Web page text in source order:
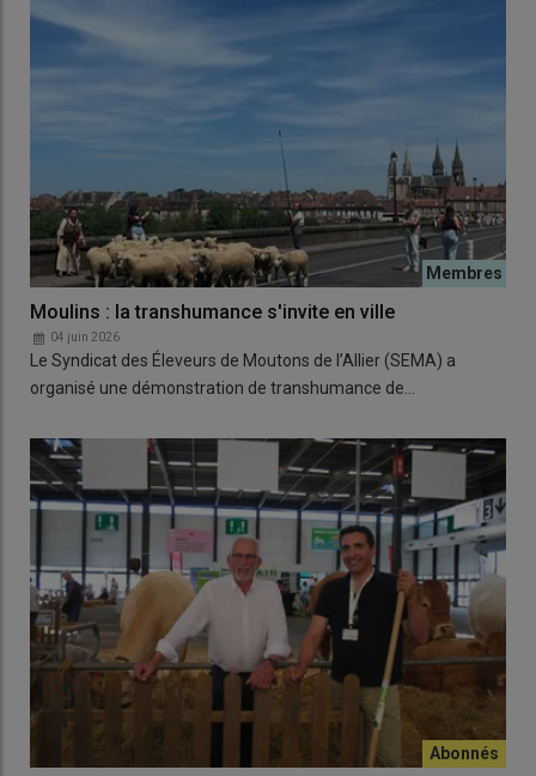
Moulins : la transhumance s'invite en ville
04 juin 2026
Le Syndicat des Éleveurs de Moutons de l’Allier (SEMA) a
organisé une démonstration de transhumance de…